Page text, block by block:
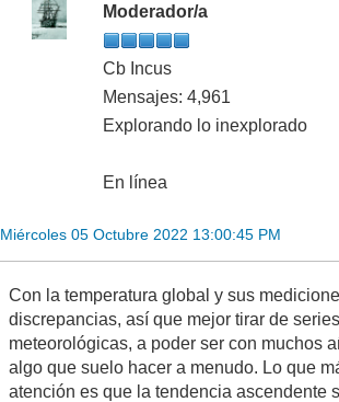
Moderador/a
Cb Incus
Mensajes: 4,961
Explorando lo inexplorado
En línea
Miércoles 05 Octubre 2022 13:00:45 PM
Con la temperatura global y sus
discrepancias, así que mejor tirar de
meteorológicas, a poder ser con muchos
algo que suelo hacer a menudo. Lo que
atención es que la tendencia ascendente